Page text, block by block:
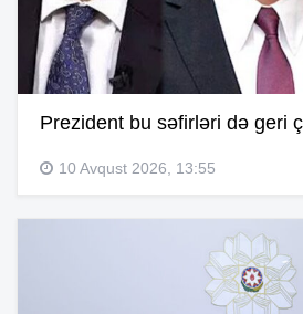
Prezident bu səfirləri də geri
10 Avqust 2026, 13:55